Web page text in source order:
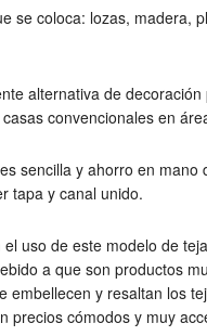
se coloca: lozas, madera,
alternativa de
convencionales en
sencilla y ahorro en mano
tapa y canal unido.
el uso de este modelo de
a que son productos
embellecen y resaltan los
precios cómodos y muy